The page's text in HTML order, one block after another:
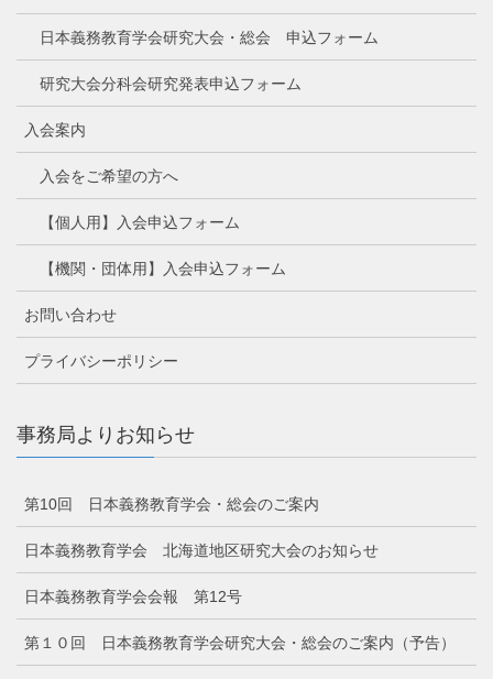
日本義務教育学会研究大会・総会 申込フォーム
研究大会分科会研究発表申込フォーム
入会案内
入会をご希望の方へ
【個人用】入会申込フォーム
【機関・団体用】入会申込フォーム
お問い合わせ
プライバシーポリシー
事務局よりお知らせ
第10回 日本義務教育学会・総会のご案内
日本義務教育学会 北海道地区研究大会のお知らせ
日本義務教育学会会報 第12号
第１０回 日本義務教育学会研究大会・総会のご案内（予告）